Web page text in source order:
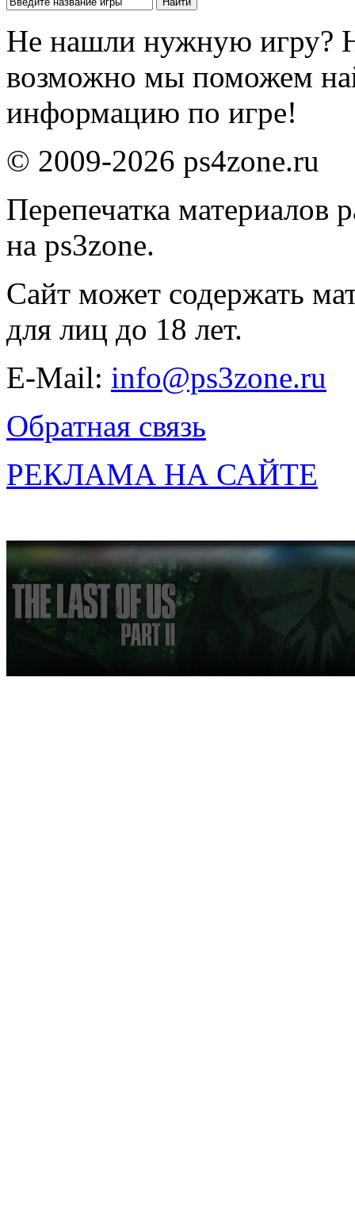
Не нашли нужную игру?
возможно мы поможем
информацию по игре!
© 2009-2026 ps4zone.ru
Перепечатка материалов
на ps3zone.
Сайт может содержать
для лиц до 18 лет.
E-Mail: info@ps3zone.ru
Обратная связь
РЕКЛАМА НА САЙТЕ